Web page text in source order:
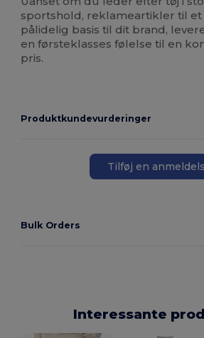
sportshold, reklameartikler til
pålidelig basis til dit brand,
en førsteklasses følelse til en
pris.
Produktkundevurderinger
Tilføj en
Bulk Orders
Interessante